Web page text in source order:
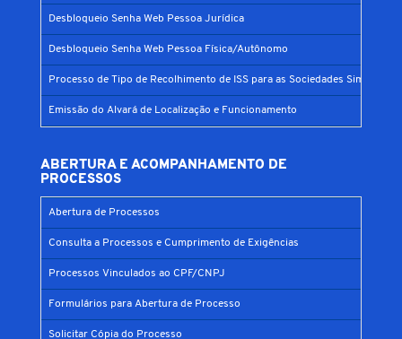
Desbloqueio Senha Web Pessoa Jurídica
Desbloqueio Senha Web Pessoa Física/Autônomo
Processo de Tipo de Recolhimento de ISS para as Sociedades Simples
Emissão do Alvará de Localização e Funcionamento
ABERTURA E ACOMPANHAMENTO DE
PROCESSOS
Abertura de Processos
Consulta a Processos e Cumprimento de Exigências
Processos Vinculados ao CPF/CNPJ
Formulários para Abertura de Processo
Solicitar Cópia do Processo